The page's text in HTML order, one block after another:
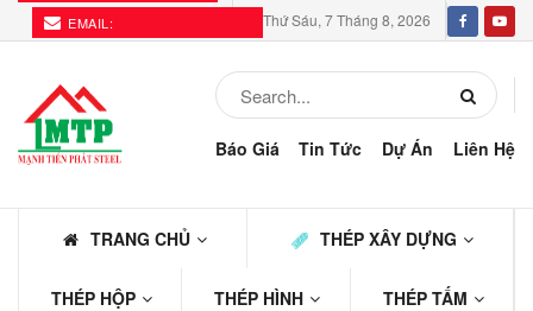
EMAIL:
Thứ Sáu, 7 Tháng 8, 2026
Báo Giá Tin Tức Dự Án Liên Hệ
TRANG CHỦ THÉP XÂY DỰNG
THÉP HỘP THÉP HÌNH THÉP TẤM